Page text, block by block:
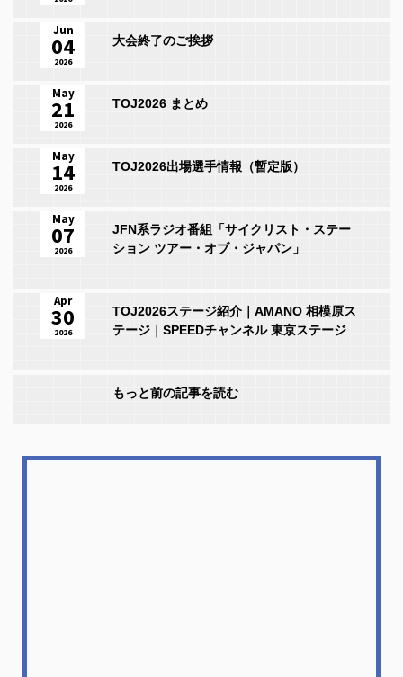
大会終了のご挨拶
Jun
04
2026
TOJ2026 まとめ
May
21
2026
TOJ2026出場選手情報（暫定版）
May
14
2026
JFN系ラジオ番組「サイクリスト・ステー
ション ツアー・オブ・ジャパン」
May
07
2026
TOJ2026ステージ紹介｜AMANO 相模原ス
テージ｜SPEEDチャンネル 東京ステージ
Apr
30
2026
もっと前の記事を読む